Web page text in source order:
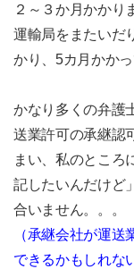
２～３か月かかり
運輸局をまたいだ
かり、5カ月かか
かなり多くの弁護
送業許可の承継認
まい、私のところ
記したいんだけど
合いません。。。
（承継会社が運
できるかもしれな